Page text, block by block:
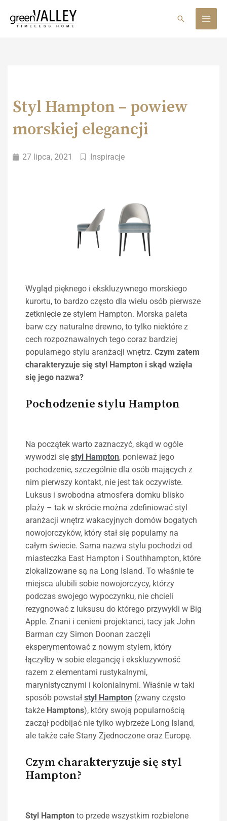
content
Search
Styl Hampton – powiew
morskiej elegancji
27 lipca, 2021 Inspiracje
Wygląd pięknego i ekskluzywnego morskiego
kurortu, to bardzo często dla wielu osób pierwsze
zetknięcie ze stylem Hampton. Morska paleta
barw czy naturalne drewno, to tylko niektóre z
cech rozpoznawalnych tego coraz bardziej
popularnego stylu aranżacji wnętrz. Czym zatem
charakteryzuje się styl Hampton i skąd wzięła
się jego nazwa?
Pochodzenie stylu Hampton
Na początek warto zaznaczyć, skąd w ogóle
wywodzi się styl Hampton, ponieważ jego
pochodzenie, szczególnie dla osób mających z
nim pierwszy kontakt, nie jest tak oczywiste.
Luksus i swobodna atmosfera domku blisko
plaży – tak w skrócie można zdefiniować styl
aranżacji wnętrz wakacyjnych domów bogatych
nowojorczyków, który stał się popularny na
całym świecie. Sama nazwa stylu pochodzi od
miasteczka East Hampton i Southhampton, które
zlokalizowane są na Long Island. To właśnie te
miejsca ulubili sobie nowojorczycy, którzy
podczas swojego wypoczynku, nie chcieli
rezygnować z luksusu do którego przywykli w Big
Apple. Znani i cenieni projektanci, tacy jak John
Barman czy Simon Doonan zaczęli
eksperymentować z nowym stylem, który
łączyłby w sobie elegancję i ekskluzywność
razem z elementami rustykalnymi,
marynistycznymi i kolonialnymi. Właśnie w taki
sposób powstał styl Hampton (zwany często
także Hamptons), który swoją popularnością
zaczął podbijać nie tylko wybrzeże Long Island,
ale także całe Stany Zjednoczone oraz Europę.
Czym charakteryzuje się styl
Hampton?
Styl Hampton to przede wszystkim rozbielone